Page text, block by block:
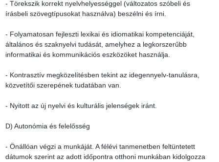
- Törekszik korrekt nyelvhelyességgel (változatos szóbeli és
írásbeli szövegtípusokat használva) beszélni és írni.
- Folyamatosan fejleszti lexikai és idiomatikai kompetenciáját,
általános és szaknyelvi tudását, amelyhez a legkorszerűbb
informatikai és kommunikációs eszközöket használja.
- Kontrasztív megközelítésben tekint az idegennyelv-tanulásra,
közvetítői szerepének tudatában van.
- Nyitott az új nyelvi és kulturális jelenségek iránt.
D) Autonómia és felelősség
- Önállóan végzi a munkáját. A félévi tanmenetben feltüntetett
dátumok szerint az adott időpontra otthoni munkában kidolgozza